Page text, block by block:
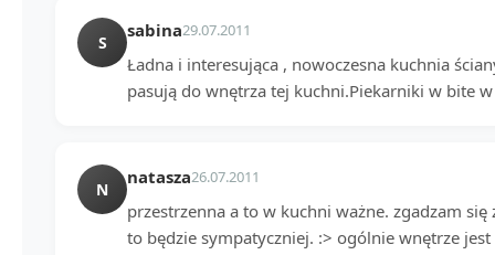
S
sabina29.07.2011
Ładna i interesująca , nowoczesna kuchnia
pasują do wnętrza tej kuchni.Piekarniki w bite
N
natasza26.07.2011
przestrzenna a to w kuchni ważne. zgadzam
to będzie sympatyczniej. :> ogólnie wnętrze jest